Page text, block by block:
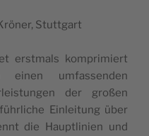
Stuttgart
erst­mals kom­prim­iert
einen umfassenden
der großen
Ein­leitung über
die Hauptlin­ien und